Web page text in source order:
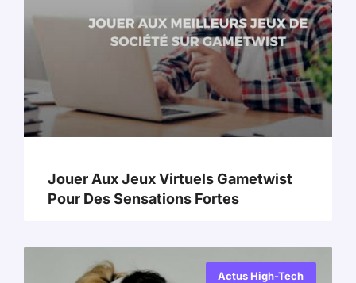
Jouer Aux Jeux Virtuels Gametwist
Pour Des Sensations Fortes
Actus High-Tech